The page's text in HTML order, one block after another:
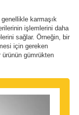
karmaşık
işlemlerini daha
sağlar. Örneğin, bir
için gereken
ürünün gümrükten